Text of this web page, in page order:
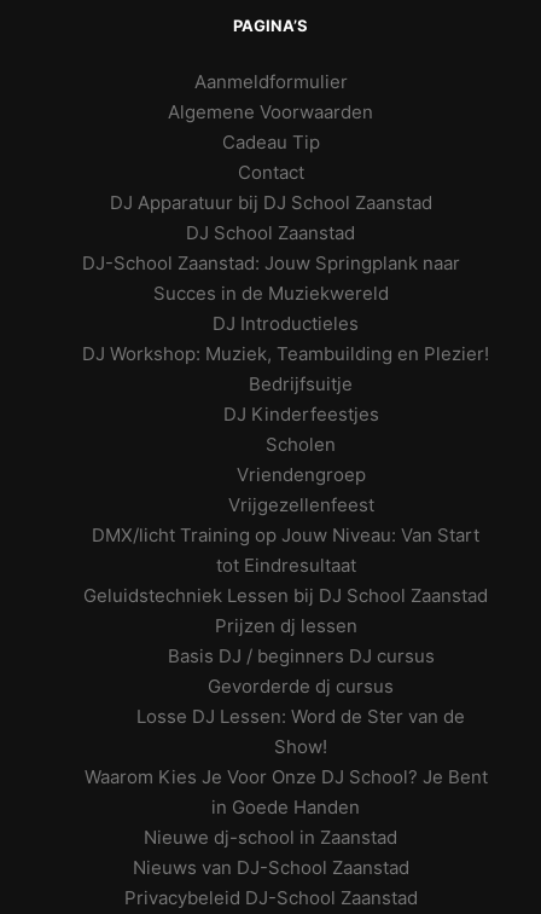
PAGINA’S
Aanmeldformulier
Algemene Voorwaarden
Cadeau Tip
Contact
DJ Apparatuur bij DJ School Zaanstad
DJ School Zaanstad
DJ-School Zaanstad: Jouw Springplank naar
Succes in de Muziekwereld
DJ Introductieles
DJ Workshop: Muziek, Teambuilding en Plezier!
Bedrijfsuitje
DJ Kinderfeestjes
Scholen
Vriendengroep
Vrijgezellenfeest
DMX/licht Training op Jouw Niveau: Van Start
tot Eindresultaat
Geluidstechniek Lessen bij DJ School Zaanstad
Prijzen dj lessen
Basis DJ / beginners DJ cursus
Gevorderde dj cursus
Losse DJ Lessen: Word de Ster van de
Show!
Waarom Kies Je Voor Onze DJ School? Je Bent
in Goede Handen
Nieuwe dj-school in Zaanstad
Nieuws van DJ-School Zaanstad
Privacybeleid DJ-School Zaanstad